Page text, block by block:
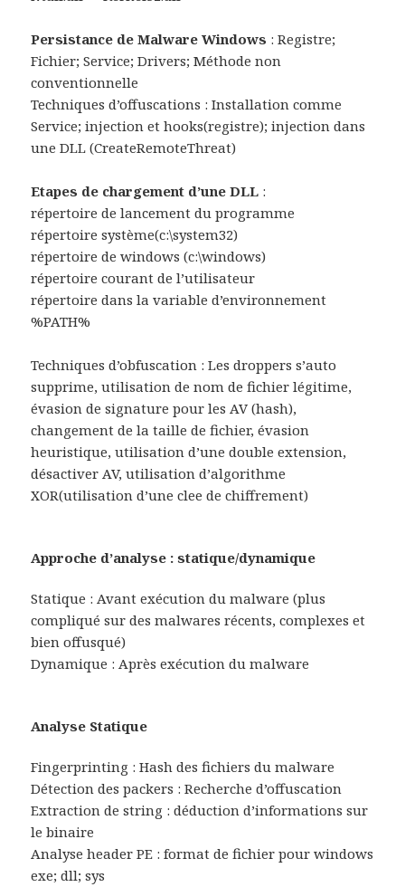
Persistance de Malware Windows : Registre;
Fichier; Service; Drivers; Méthode non
conventionnelle
Techniques d’offuscations : Installation comme
Service; injection et hooks(registre); injection dans
une DLL (CreateRemoteThreat)
Etapes de chargement d’une DLL :
répertoire de lancement du programme
répertoire système(c:\system32)
répertoire de windows (c:\windows)
répertoire courant de l’utilisateur
répertoire dans la variable d’environnement
%PATH%
Techniques d’obfuscation : Les droppers s’auto
supprime, utilisation de nom de fichier légitime,
évasion de signature pour les AV (hash),
changement de la taille de fichier, évasion
heuristique, utilisation d’une double extension,
désactiver AV, utilisation d’algorithme
XOR(utilisation d’une clee de chiffrement)
Approche d’analyse : statique/dynamique
Statique : Avant exécution du malware (plus
compliqué sur des malwares récents, complexes et
bien offusqué)
Dynamique : Après exécution du malware
Analyse Statique
Fingerprinting : Hash des fichiers du malware
Détection des packers : Recherche d’offuscation
Extraction de string : déduction d’informations sur
le binaire
Analyse header PE : format de fichier pour windows
exe; dll; sys